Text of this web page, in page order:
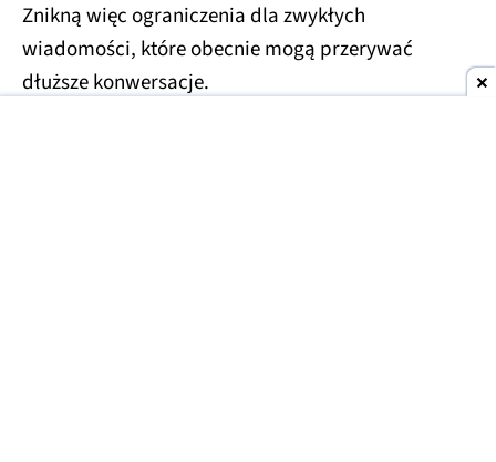
Znikną więc ograniczenia dla zwykłych
wiadomości, które obecnie mogą przerywać
dłuższe konwersacje.